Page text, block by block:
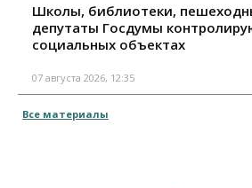
Школы, библиотеки,
депутаты Госдумы
социальных объектах
07 августа 2026, 12:35
Все материалы